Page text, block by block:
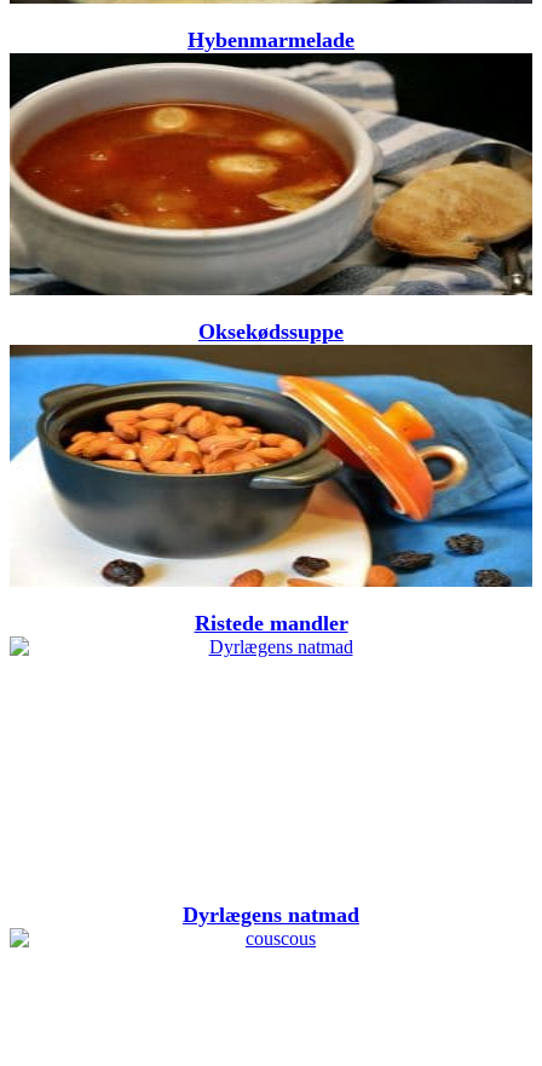
Hybenmarmelade
Oksekødssuppe
Ristede mandler
Dyrlægens natmad